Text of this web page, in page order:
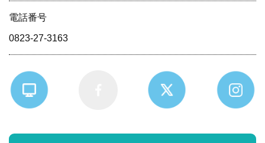
電話番号
0823-27-3163